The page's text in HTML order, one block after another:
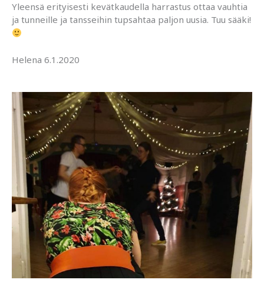
Yleensä erityisesti kevätkaudella harrastus ottaa vauhtia
ja tunneille ja tansseihin tupsahtaa paljon uusia. Tuu sääki!
Helena 6.1.2020